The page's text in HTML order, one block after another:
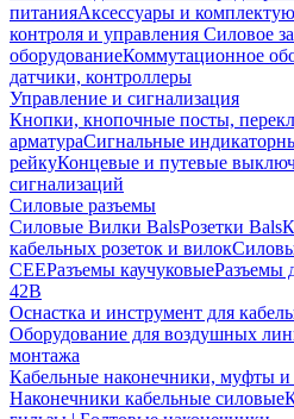
питанияАксессуары и
контроля и управления Силовое
оборудованиеКоммутационное
датчики, контроллеры
Управление и сигнализация
Кнопки, кнопочные посты,
арматураСигнальные
рейкуКонцевые и путевые
сигнализаций
Силовые разъемы
Силовые Вилки BalsРозетки Bals
кабельных розеток и вилок
CEEРазъемы каучуковыеРазъемы
42В
Оснастка и инструмент для
Оборудование для воздушных
монтажа
Кабельные наконечники, муфты и
Наконечники кабельные силовые